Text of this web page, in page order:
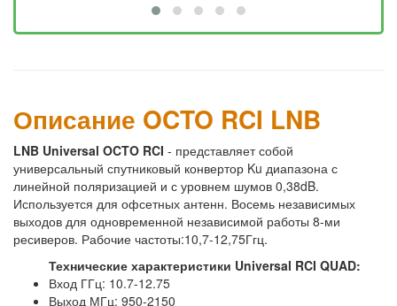
Описание OCTO RCI LNB
LNB Universal OCTO RCI - представляет собой
универсальный спутниковый конвертор Ku диапазона с
линейной поляризацией и с уровнем шумов 0,38dB.
Используется для офсетных антенн. Восемь независимых
выходов для одновременной независимой работы 8-ми
ресиверов. Рабочие частоты:10,7-12,75Ггц.
Технические характеристики Universal RCI QUAD:
Вход ГГц: 10.7-12.75
Выход МГц: 950-2150